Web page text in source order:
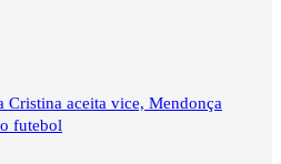
aceita vice, Mendonça
futebol